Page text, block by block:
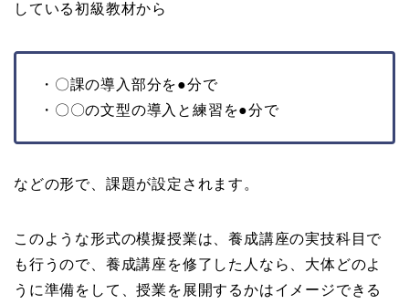
している初級教材から
・〇課の導入部分を●分で
・〇〇の文型の導入と練習を●分で
などの形で、課題が設定されます。
このような形式の模擬授業は、養成講座の実技科目で
も行うので、養成講座を修了した人なら、大体どのよ
うに準備をして、授業を展開するかはイメージできる